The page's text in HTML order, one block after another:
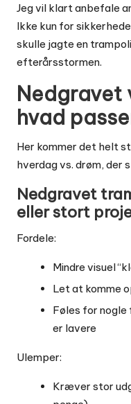
Jeg vil klart anbefale
Ikke kun for
skulle jagte en
efterårsstormen.
Nedgravet
hvad
Her kommer det helt
hverdag vs. drøm, der
Nedgravet
eller stort
Fordele:
Mindre visuel
Let at komme
Føles for nogle
er lavere
Ulemper:
Kræver stor